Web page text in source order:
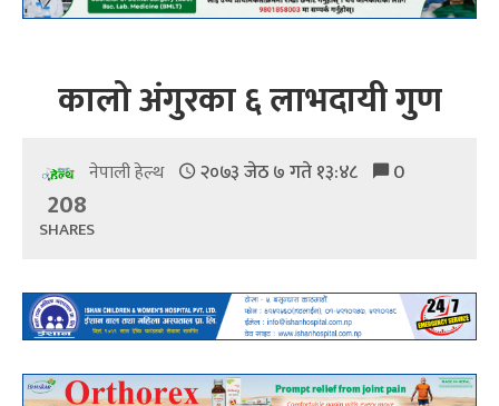
कालो अंगुरका ६ लाभदायी गुण
नेपाली हेल्थ २०७३ जेठ ७ गते १३:४८ 0
208
SHARES